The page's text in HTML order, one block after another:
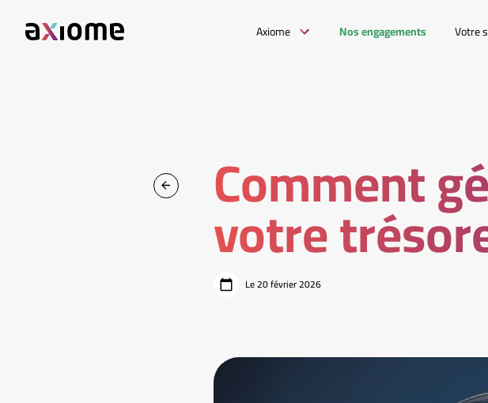
Axiome Nos engagements Votre
Comment
votre
Le 20 février 2026